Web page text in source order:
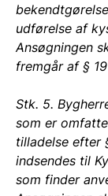
udførelse af
Ansøgningen
fremgår af §
Stk. 5.
som er
tilladelse efter
indsendes til
som finder